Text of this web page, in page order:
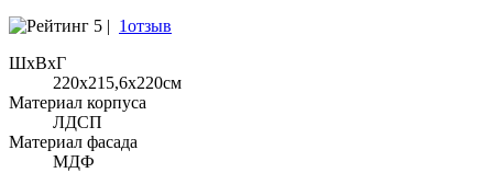
5 | 1отзыв
ШхВхГ
220x215,6х220см
Материал корпуса
ЛДСП
Материал фасада
МДФ